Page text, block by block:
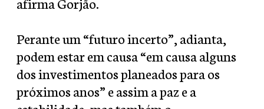
Perante um “futuro incerto”, adianta,
podem estar em causa “em causa alguns
dos investimentos planeados para os
próximos anos” e assim a paz e a